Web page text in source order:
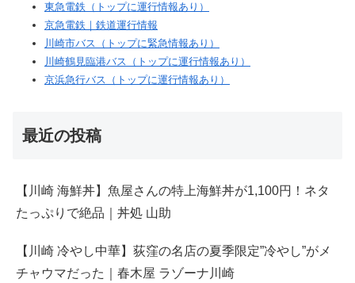
東急電鉄（トップに運行情報あり）
京急電鉄｜鉄道運行情報
川崎市バス（トップに緊急情報あり）
川崎鶴見臨港バス（トップに運行情報あり）
京浜急行バス（トップに運行情報あり）
最近の投稿
【川崎 海鮮丼】魚屋さんの特上海鮮丼が1,100円！ネタ
たっぷりで絶品｜丼処 山助
【川崎 冷やし中華】荻窪の名店の夏季限定”冷やし”がメ
チャウマだった｜春木屋 ラゾーナ川崎